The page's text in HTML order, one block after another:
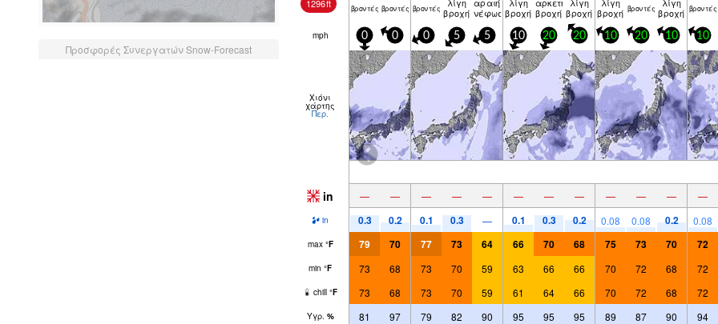
Προσφορές Συνεργατών Snow-Forecast
1296ft βρον­τές βρον­τές βρον­τές λίγη
βροχή
αραιή
νέφωση
λίγη
βροχή
αρκετή
βροχή
λίγη
βροχή
λίγη
βροχή βρον­τές λίγη
βροχή βρον­τές
mph 0 0 0 5 5 10 20 20 10 20 10 10
Χιόνι
χάρτης
Περ.
in — — — — — — — — — — — —
in 0.3 0.2 0.1 0.3 — 0.1 0.3 0.2 0.08 0.08 0.2 0.08
max °F 79 70 77 73 64 66 70 68 75 73 70 72
min °F 73 68 73 70 59 63 66 66 70 72 68 72
chill °F 73 68 73 70 59 61 64 66 70 72 68 72
Υγρ. % 81 97 79 82 90 95 95 95 89 87 90 94